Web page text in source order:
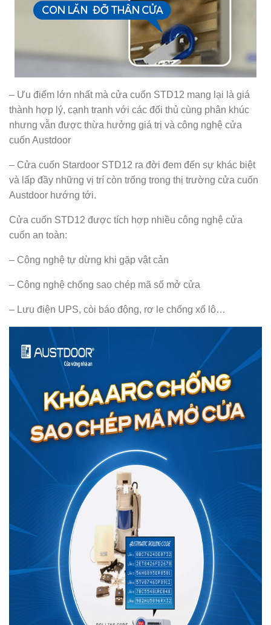
– Ưu điểm lớn nhất mà cửa cuốn STD12 mang lại là giá
thành hợp lý, cạnh tranh với các đối thủ cùng phân khúc
nhưng vẫn được thừa hưởng giá trị và công nghệ cửa
cuốn Austdoor
– Cửa cuốn Stardoor STD12 ra đời đem đến sự khác biệt
và lấp đầy những vị trí còn trống trong thị trường cửa cuốn
Austdoor hướng tới.
Cửa cuốn STD12 được tích hợp nhiều công nghệ cửa
cuốn an toàn:
– Công nghệ tự dừng khi gặp vật cản
– Công nghệ chống sao chép mã số mở cửa
– Lưu điện UPS, còi báo động, rơ le chống xổ lô…